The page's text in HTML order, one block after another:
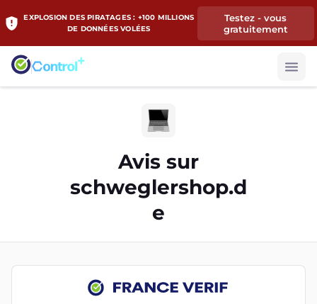
EXPLOSION DES PIRATAGES : +100 MILLIONS
DE DONNÉES VOLÉES
Testez - vous
gratuitement
Avis sur
schweglershop.d
e